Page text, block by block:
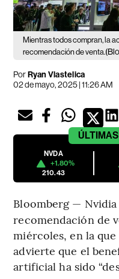
Mientras todos compran, la
recomendación de venta.
PorRyan Vlastelica
02 de mayo, 2025 | 11:26 AM
ÚLTIMAS
NVDA
+1.80%
210.43
Bloomberg — Nvidia
recomendación de
miércoles, en la
advierte que el
artificial ha sido